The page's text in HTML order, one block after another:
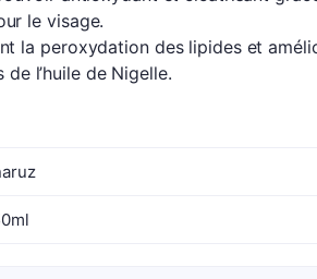
le visage.
la peroxydation des lipides et
l’huile de Nigelle.